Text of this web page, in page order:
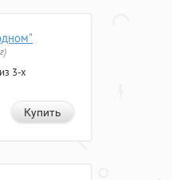
3-х
Купить